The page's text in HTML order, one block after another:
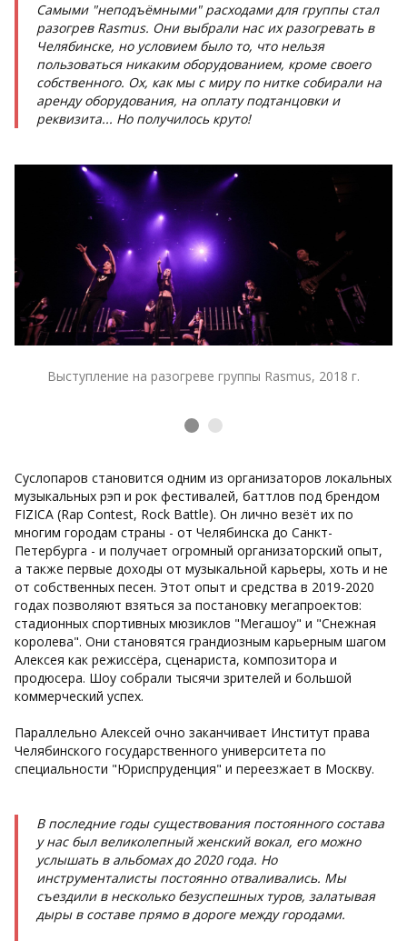
Самыми "неподъёмными" расходами для группы стал
разогрев Rasmus. Они выбрали нас их разогревать в
Челябинске, но условием было то, что нельзя
пользоваться никаким оборудованием, кроме своего
собственного. Ох, как мы с миру по нитке собирали на
аренду оборудования, на оплату подтанцовки и
реквизита... Но получилось круто!
Выступление на разогреве группы Rasmus, 2018 г.
Суслопаров становится одним из организаторов локальных
музыкальных рэп и рок фестивалей, баттлов под брендом
FIZICA (Rap Contest, Rock Battle). Он лично везёт их по
многим городам страны - от Челябинска до Санкт-
Петербурга - и получает огромный организаторский опыт,
а также первые доходы от музыкальной карьеры, хоть и не
от собственных песен. Этот опыт и средства в 2019-2020
годах позволяют взяться за постановку мегапроектов:
стадионных спортивных мюзиклов "Мегашоу" и "Снежная
королева". Они становятся грандиозным карьерным шагом
Алексея как режиссёра, сценариста, композитора и
продюсера. Шоу собрали тысячи зрителей и большой
коммерческий успех.
Параллельно Алексей очно заканчивает Институт права
Челябинского государственного университета по
специальности "Юриспруденция" и переезжает в Москву.
В последние годы существования постоянного состава
у нас был великолепный женский вокал, его можно
услышать в альбомах до 2020 года. Но
инструменталисты постоянно отваливались. Мы
съездили в несколько безуспешных туров, залатывая
дыры в составе прямо в дороге между городами.